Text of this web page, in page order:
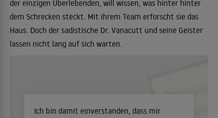
der einzigen Überlebenden, will wissen, was hinter hinter
dem Schrecken steckt. Mit ihrem Team erforscht sie das
Haus. Doch der sadistische Dr. Vanacutt und seine Geister
lassen nicht lang auf sich warten.
Ich bin damit einverstanden, dass mir